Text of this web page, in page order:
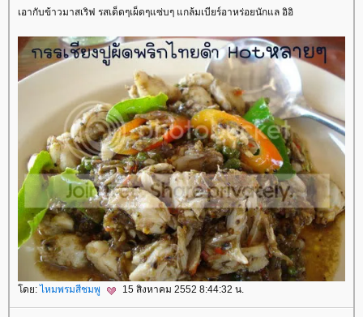
เอากับข้าวมาสเริฟ รสเด็ดๆเผ็ดๆแซ่บๆ แกล้มเบียร์อาหร่อยนักแล อิอิ
ดย: ไหมพรมสีชมพู 15 สิงหาคม 2552 8:44:32 น.